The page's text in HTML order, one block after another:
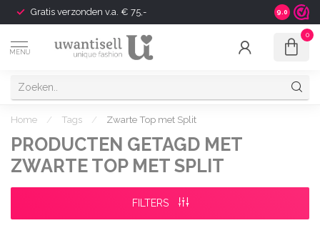
Gratis verzonden v.a. € 75,- Shipping
9.0
MENU
0
Home / Tags / Zwarte Top met Split
PRODUCTEN GETAGD MET
ZWARTE TOP MET SPLIT
FILTERS